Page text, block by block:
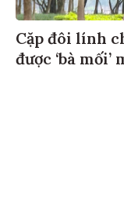
Cặp đôi lính
được ‘bà